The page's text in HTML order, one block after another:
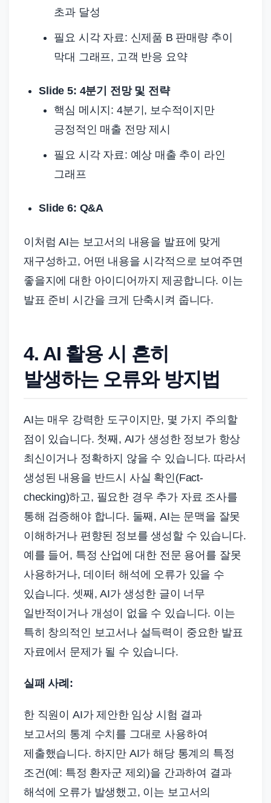
초과 달성
필요 시각 자료: 신제품 B 판매량 추이
막대 그래프, 고객 반응 요약
Slide 5: 4분기 전망 및 전략
핵심 메시지: 4분기, 보수적이지만
긍정적인 매출 전망 제시
필요 시각 자료: 예상 매출 추이 라인
그래프
Slide 6: Q&A
이처럼 AI는 보고서의 내용을 발표에 맞게
재구성하고, 어떤 내용을 시각적으로 보여주면
좋을지에 대한 아이디어까지 제공합니다. 이는
발표 준비 시간을 크게 단축시켜 줍니다.
4. AI 활용 시 흔히
발생하는 오류와 방지법
AI는 매우 강력한 도구이지만, 몇 가지 주의할
점이 있습니다. 첫째, AI가 생성한 정보가 항상
최신이거나 정확하지 않을 수 있습니다. 따라서
생성된 내용을 반드시 사실 확인(Fact-
checking)하고, 필요한 경우 추가 자료 조사를
통해 검증해야 합니다. 둘째, AI는 문맥을 잘못
이해하거나 편향된 정보를 생성할 수 있습니다.
예를 들어, 특정 산업에 대한 전문 용어를 잘못
사용하거나, 데이터 해석에 오류가 있을 수
있습니다. 셋째, AI가 생성한 글이 너무
일반적이거나 개성이 없을 수 있습니다. 이는
특히 창의적인 보고서나 설득력이 중요한 발표
자료에서 문제가 될 수 있습니다.
실패 사례:
한 직원이 AI가 제안한 임상 시험 결과
보고서의 통계 수치를 그대로 사용하여
제출했습니다. 하지만 AI가 해당 통계의 특정
조건(예: 특정 환자군 제외)을 간과하여 결과
해석에 오류가 발생했고, 이는 보고서의